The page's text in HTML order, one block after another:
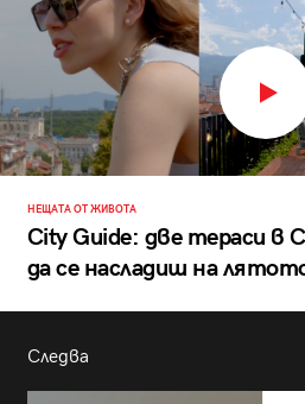
НЕЩАТА ОТ ЖИВОТА
City Guide: две тераси в
да се насладиш на
Следва